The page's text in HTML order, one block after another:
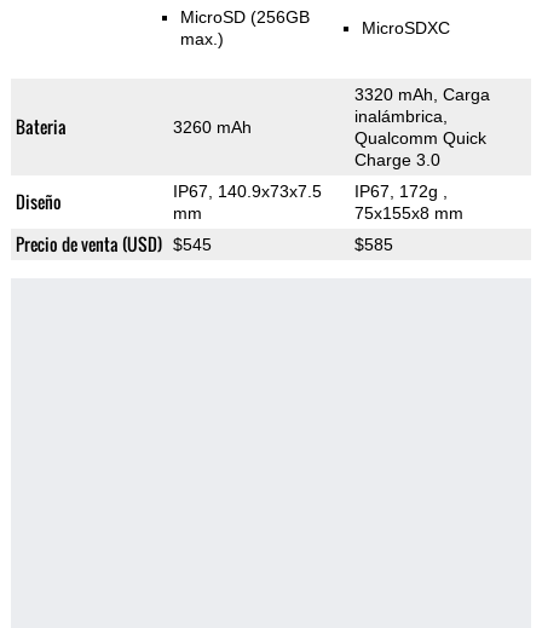
MicroSD (256GB
max.)
MicroSDXC
Bateria 3260 mAh
3320 mAh, Carga
inalámbrica,
Qualcomm Quick
Charge 3.0
Diseño
IP67, 140.9x73x7.5
mm
IP67, 172g
75x155x8 mm
Precio de venta (USD) $545 $585